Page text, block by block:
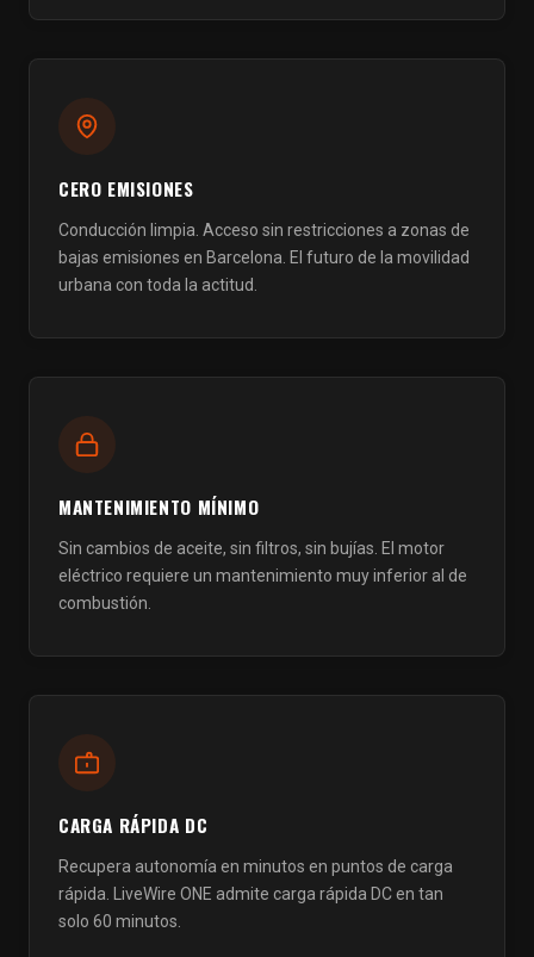
CERO EMISIONES
Conducción limpia. Acceso sin restricciones a zonas de
bajas emisiones en Barcelona. El futuro de la movilidad
urbana con toda la actitud.
MANTENIMIENTO MÍNIMO
Sin cambios de aceite, sin filtros, sin bujías. El motor
eléctrico requiere un mantenimiento muy inferior al de
combustión.
CARGA RÁPIDA DC
Recupera autonomía en minutos en puntos de carga
rápida. LiveWire ONE admite carga rápida DC en tan
solo 60 minutos.